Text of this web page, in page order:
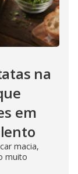
na
em
macia,
muito